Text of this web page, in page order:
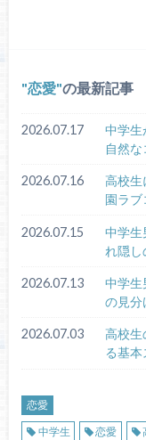
恋愛 の最新記事
2026.07.17
中学生
自然な
2026.07.16
高校生
園ラブ
2026.07.15
中学生
れ隠
2026.07.13
中学生
の見分
2026.07.03
高校生
る基
恋愛
中学生
恋愛